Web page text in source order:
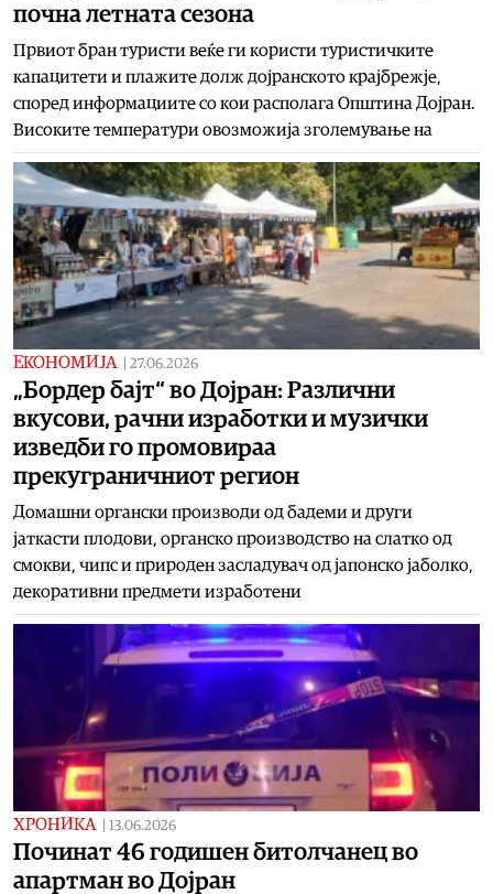
почна летната сезона
Првиот бран туристи веќе ги користи туристичките
капацитети и плажите долж дојранското крајбрежје,
според информациите со кои располага Општина Дојран.
Високите температури овозможија зголемување на
ЕКОНОМИЈА 27.06.2026
„Бордер бајт“ во Дојран: Различни
вкусови, рачни изработки и музички
изведби го промовираа
прекуграничниот регион
Домашни органски производи од бадеми и други
јаткасти плодови, органско производство на слатко од
смокви, чипс и природен засладувач од јапонско јаболко,
декоративни предмети изработени
ХРОНИКА 13.06.2026
Починат 46 годишен битолчанец во
апартман во Дојран